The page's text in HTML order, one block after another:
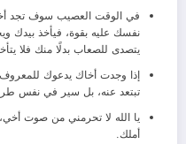
في الوقت العصيب سوف تجد
نفسك عليه بقوة، فيأخذ بيدك
يتصدى للصعاب بدلًا منك فلا
إذا وجدت أخاك يدعوك
تبتعد عنه، بل سير في نفس
يا الله لا تحرمني من صوت
أملك.